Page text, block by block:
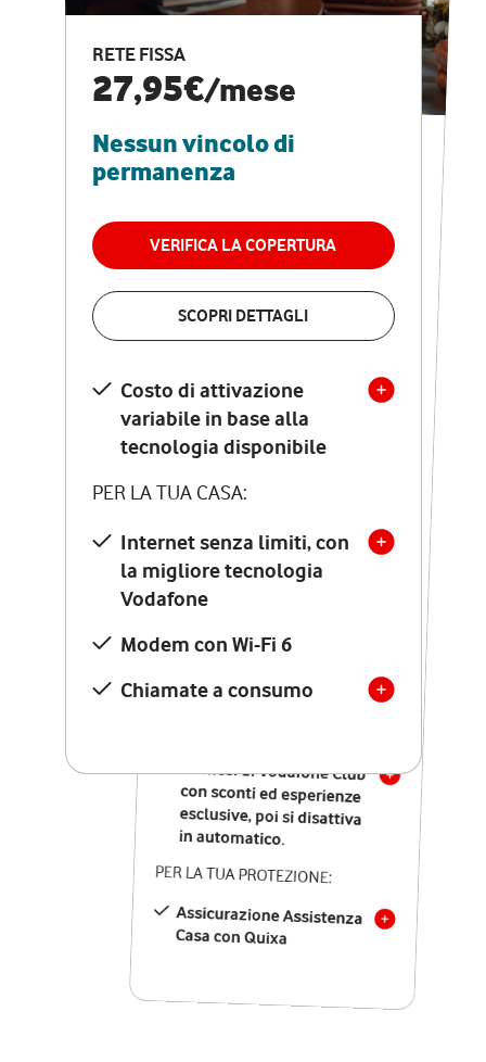
RETE FISSA
27,95€/mese
Nessun vincolo di
permanenza
VERIFICA LA COPERTURA
SCOPRI DETTAGLI
Costo di attivazione
variabile in base alla
tecnologia disponibile
PER LA TUA CASA:
Internet senza limiti, con
la migliore tecnologia
Vodafone
Modem con Wi-Fi 6
Chiamate a consumo
CASA PRO
Internet veloce e
vantaggi speciali
RETE FISSA + VODAFONE CLUB
29,95€
permanenza
VERIFICA LA COPERTURA
Costo di attivazione
variabile in base alla
tecnologia disponibile
PER LA TUA CASA:
Internet senza limiti, con
la migliore tecnologia
Vodafone
Modem Seven con Wi-Fi 7
Chiamate illimitate verso
numeri fissi e mobili
nazionali
12 mesi di Vodafone Club
con sconti ed esperienze
esclusive, poi si disattiva
in automatico.
PER LA TUA PROTEZIONE:
Assicurazione Assistenza
Casa con Quixa